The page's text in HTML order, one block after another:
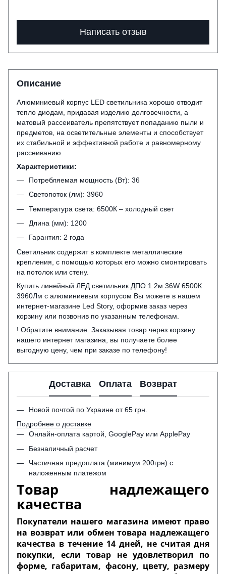
Написать отзыв
Описание
Алюминиевый корпус LED светильника хорошо отводит
тепло диодам, придавая изделию долговечности, а
матовый рассеиватель препятствует попаданию пыли и
предметов, на осветительные элементы и способствует
их стабильной и эффективной работе и равномерному
рассеиванию.
Характеристики:
Потребляемая мощность (Вт): 36
Светопоток (лм): 3960
Температура света: 6500К – холодный свет
Длина (мм): 1200
Гарантия: 2 года
Светильник содержит в комплекте металлические
крепления, с помощью которых его можно смонтировать
на потолок или стену.
Купить линейный ЛЕД светильник ДПО 1.2м 36W 6500К
3960Лм с алюминиевым корпусом Вы можете в нашем
интернет-магазине Led Story, оформив заказ через
корзину или позвонив по указанным телефонам.
! Обратите внимание. Заказывая товар через корзину
нашего интернет магазина, вы получаете более
выгодную цену, чем при заказе по телефону!
Доставка Оплата Возврат
Новой почтой по Украине от 65 грн.
Подробнее о доставке
Онлайн-оплата картой, GooglePay или ApplePay
Безналичный расчет
Частичная предоплата (минимум 200грн) с
наложенным платежом
Товар надлежащего
качества
Покупатели нашего магазина имеют право
на возврат или обмен товара надлежащего
качества в течение 14 дней, не считая дня
покупки, если товар не удовлетворил по
форме, габаритам, фасону, цвету, размеру